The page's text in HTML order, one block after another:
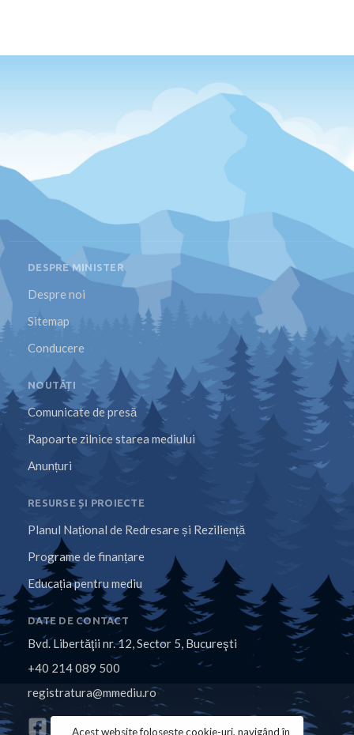
DESPRE MINISTER
Despre noi
Sitemap
Conducere
NOUTĂȚI
Comunicate de presă
Rapoarte zilnice starea mediului
Anunțuri
RESURSE ȘI PROIECTE
Planul Național de Redresare și Reziliență
Programe de finanțare
Educația pentru mediu
DATE DE CONTACT
Bvd. Libertăţii nr. 12, Sector 5, Bucureşti
+40 214 089 500
registratura@mmediu.ro
Acest website folosește cookie-uri, navigând în